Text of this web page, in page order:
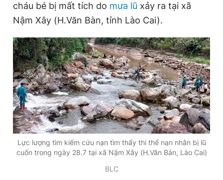
Đọc Thanh Niên trên điện thoại
Theo dõi báo trên
Hotline
0906 645 777
Liên hệ quảng cáo
0908 780 404
RSS
cháu bé bị mất tích do mưa lũ xảy ra tại xã
Nậm Xây (H.Văn Bàn, tỉnh Lào Cai).
Lực lượng tìm kiếm cứu nạn tìm thấy thi thể nạn nhân bị lũ
cuốn trong ngày 28.7 tại xã Nậm Xây (H.Văn Bản, Lào Cai)
BLC